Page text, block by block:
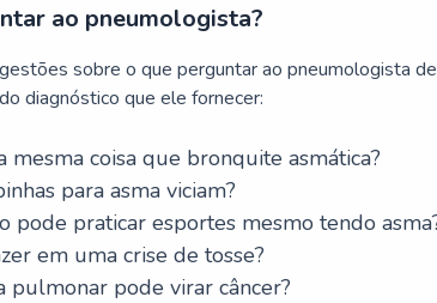
ao pneumologista?
sobre o que perguntar ao pneumologista
diagnóstico que ele fornecer:
mesma coisa que bronquite asmática?
para asma viciam?
pode praticar esportes mesmo tendo
em uma crise de tosse?
pulmonar pode virar câncer?